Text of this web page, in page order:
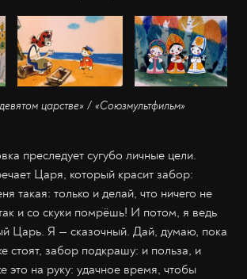
царстве» / «Союзмультфильм»
преследует сугубо личные цели.
Царя, который красит забор:
такая: только и делай, что ничего не
и со скуки помрёшь! И потом, я ведь
Царь. Я — сказочный. Дай, думаю, пока
стоят, забор подкрашу: и польза, и
это на руку: удачное время, чтобы